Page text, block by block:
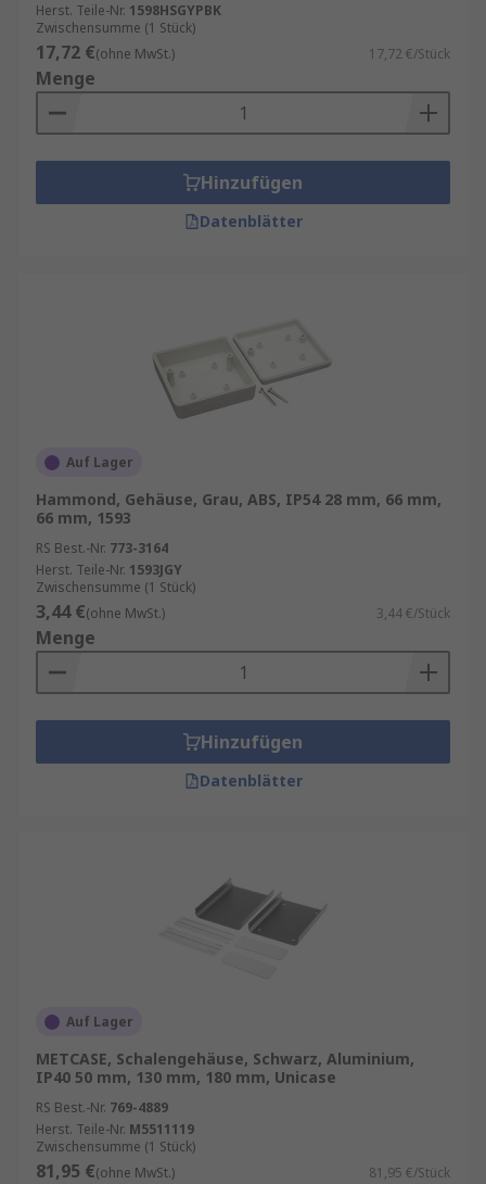
Herst. Teile-Nr. 1598HSGYPBK
Zwischensumme (1 Stück)
17,72 €(ohne MwSt.) 17,72 €/Stück
Menge
Hinzufügen
Datenblätter
Auf Lager
Hammond, Gehäuse, Grau, ABS, IP54 28 mm, 66 mm,
66 mm, 1593
RS Best.-Nr. 773-3164
Herst. Teile-Nr. 1593JGY
Zwischensumme (1 Stück)
3,44 €(ohne MwSt.) 3,44 €/Stück
Menge
Hinzufügen
Datenblätter
Auf Lager
METCASE, Schalengehäuse, Schwarz, Aluminium,
IP40 50 mm, 130 mm, 180 mm, Unicase
RS Best.-Nr. 769-4889
Herst. Teile-Nr. M5511119
Zwischensumme (1 Stück)
81,95 €(ohne MwSt.) 81,95 €/Stück